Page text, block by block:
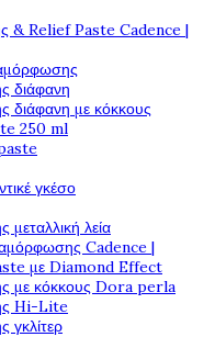
& Relief Paste Cadence |
διάφανη
διάφανη με κόκκους
250 ml
γκέσο
λεία
Cadence |
με Diamond Effect
με κόκκους Dora perla
Hi-Lite
γκλίτερ